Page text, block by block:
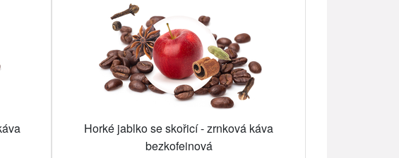
Horké jablko se skořicí - zrnková káva
bezkofeinová